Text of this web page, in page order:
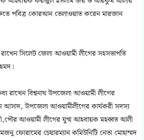
পবিত্র কোরআন তেলাওয়াত করেন মারজান
রাখেন সিলেট জেলা আওয়ামী লীগের সহসভাপতি
রাখেন বিশ্বনাথ উপজেলা আওয়ামী লীগের
আসাদ, উপজেলা আওয়ামীলীগের কার্যকরী সদস্য
আওয়ামী লীগের যুগ্ম আহবায়ক মহব্বত আলী
ফোরামের চেয়ারম্যান কমিউনিটি নেতা মোহাম্মদ